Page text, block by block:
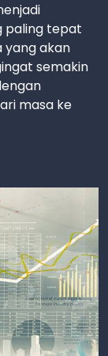
paling tepat
yang akan
semakin
masa ke